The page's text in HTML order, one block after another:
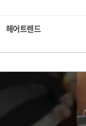
헤어트렌드